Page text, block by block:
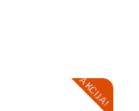
AKCIJA!